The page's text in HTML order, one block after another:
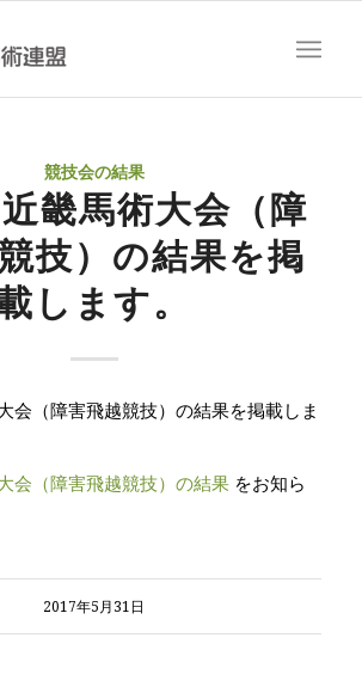
競技会の結果
畿馬術大会（障
技）の結果を掲
します。
会（障害飛越競技）の結果を掲載しま
会（障害飛越競技）の結果 をお知ら
2017年5月31日